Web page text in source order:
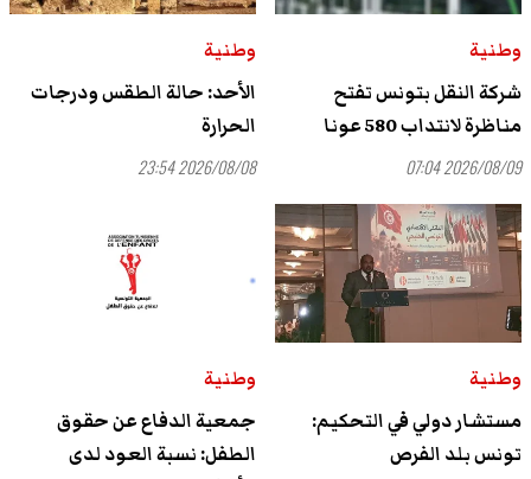
وطنية
شركة النقل بتونس تفتح
مناظرة لانتداب 580 عونا
2026/08/09 07:04
وطنية
الأحد: حالة الطقس ودرجات
الحرارة
2026/08/08 23:54
وطنية
مستشار دولي في التحكيم:
تونس بلد الفرص
وطنية
جمعية الدفاع عن حقوق
الطفل: نسبة العود لدى